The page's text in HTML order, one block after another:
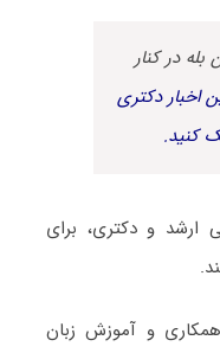
بله در کنار
اخبار دکتری
کنید.
ارشد و دکتری، برای
و آموزش زبان